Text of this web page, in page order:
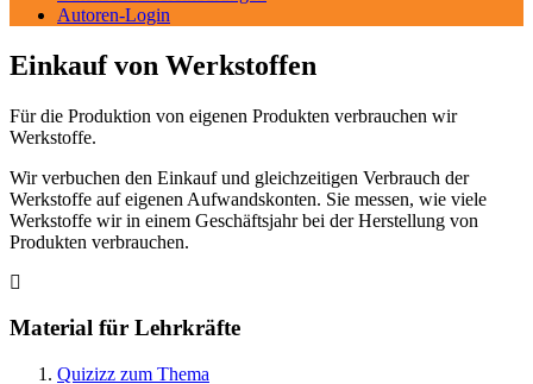
Autoren-Login
Einkauf von Werkstoffen
Für die Produktion von eigenen Produkten verbrauchen wir
Werkstoffe.
Wir verbuchen den Einkauf und gleichzeitigen Verbrauch der
Werkstoffe auf eigenen Aufwandskonten. Sie messen, wie viele
Werkstoffe wir in einem Geschäftsjahr bei der Herstellung von
Produkten verbrauchen.
Material für Lehrkräfte
Quizizz zum Thema